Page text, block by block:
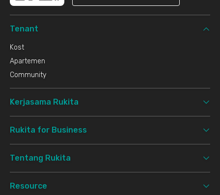
Tenant
Kost
Apartemen
Community
Kerjasama Rukita
Rukita for Business
Tentang Rukita
Resource